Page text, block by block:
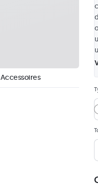
Accessoires